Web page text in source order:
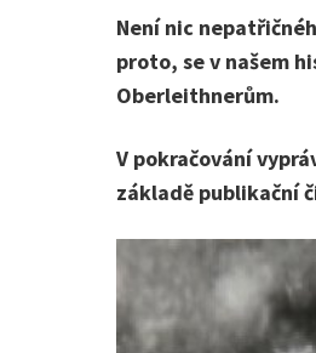
Není nic
proto, se v našem
Oberleithnerům.
V pokračování
základě publikační